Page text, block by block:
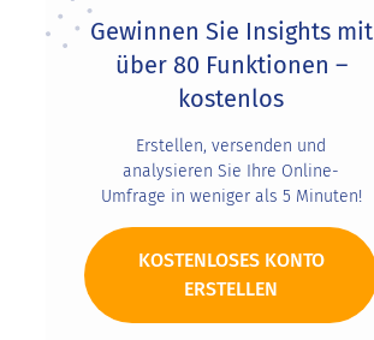
Sidebar
Gewinnen Sie Insights mit
über 80 Funktionen –
kostenlos
Erstellen, versenden und
analysieren Sie Ihre Online-
Umfrage in weniger als 5 Minuten!
KOSTENLOSES KONTO
ERSTELLEN